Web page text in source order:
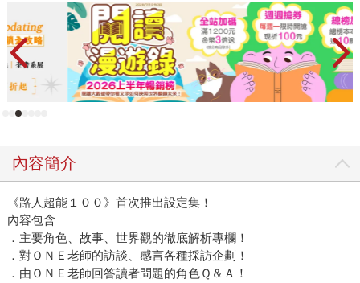
內容簡介
《路人超能１００》首次推出設定集！
內容包含
．主要角色、故事、世界觀的徹底解析專欄！
．對ＯＮＥ老師的訪談、感言各種採訪企劃！
．由ＯＮＥ老師回答讀者問題的角色Ｑ＆Ａ！